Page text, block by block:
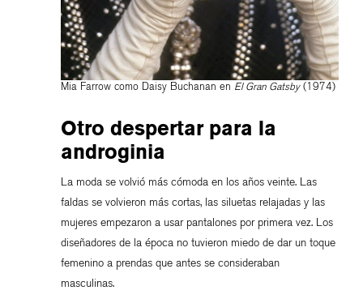
Mia Farrow como Daisy Buchanan en El Gran Gatsby(1974)
Otro despertar para la
androginia
La moda se volvió más cómoda en los años veinte. Las
faldas se volvieron más cortas, las siluetas relajadas y las
mujeres empezaron a usar pantalones por primera vez. Los
diseñadores de la época no tuvieron miedo de dar un toque
femenino a prendas que antes se consideraban
masculinas.